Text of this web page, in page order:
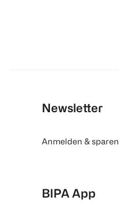
Newsletter
Anmelden & sparen
BIPA App